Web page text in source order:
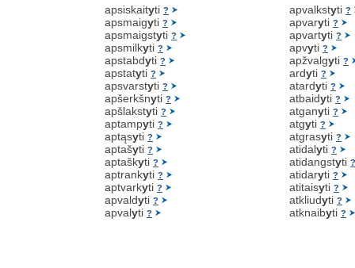
apsiskaityti ?
apsmaigyti ?
apsmaigstyti ?
apsmilkyti ?
apstabdyti ?
apstatyti ?
apsvarstyti ?
apšerkšnyti ?
apšlakstyti ?
aptampyti ?
aptąsyti ?
aptašyti ?
aptaškyti ?
aptrankyti ?
aptvarkyti ?
apvaldyti ?
apvalyti ?
apvalkstyti ?
apvaryti ?
apvartyti ?
apvyti ?
apžvalgyti ?
ardyti ?
atardyti ?
atbaidyti ?
atganyti ?
atgyti ?
atgrasyti ?
atidalyti ?
atidangstyti ?
atidaryti ?
atitaisyti ?
atkliudyti ?
atknaibyti ?